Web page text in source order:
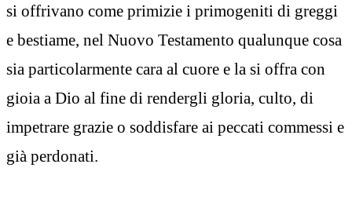
si offrivano come primizie i primogeniti di greggi
e bestiame, nel Nuovo Testamento qualunque cosa
sia particolarmente cara al cuore e la si offra con
gioia a Dio al fine di rendergli gloria, culto, di
impetrare grazie o soddisfare ai peccati commessi e
già perdonati.